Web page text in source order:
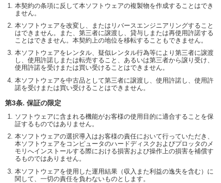
本契約の条項に反して本ソフトウェアの複製物を作成することはでき
ません。
本ソフトウェアを改変し、またはリバースエンジニアリングすること
はできません。また、第三者に譲渡し、貸与しまたは再使用許諾する
ことはできません。本契約上の地位を移転することもできません。
本ソフトウェアをレンタル、疑似レンタル行為等により第三者に譲渡
し、使用許諾しまたは転売すること、あるいは第三者から譲り受け、
使用許諾を受けまたは買い受けることはできません。
本ソフトウェアを中古品として第三者に譲渡し、使用許諾し、使用許
諾を受けまたは買い受けることはできません。
第3条. 保証の限定
ソフトウェアに含まれる機能がお客様の使用目的に適合することを保
証するものではありません。
本ソフトウェアの選択導入はお客様の責任において行っていただき、
本ソフトウェアをコンピュータのハードディスクおよびプロッタのメ
モリへインストールする際における損害および操作上の損害を補償す
るものではありません。
本ソフトウェアを使用した運用結果（収入また利益の逸失を含む）に
関して、一切の責任を負わないものとします。